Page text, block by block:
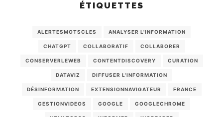
ÉTIQUETTES
ALERTESMOTSCLES ANALYSER L'INFORMATION
CHATGPT COLLABORATIF COLLABORER
CONSERVERLEWEB CONTENTDISCOVERY CURATION
DATAVIZ DIFFUSER L'INFORMATION
DÉSINFORMATION EXTENSIONNAVIGATEUR FRANCE
GESTIONVIDEOS GOOGLE GOOGLECHROME